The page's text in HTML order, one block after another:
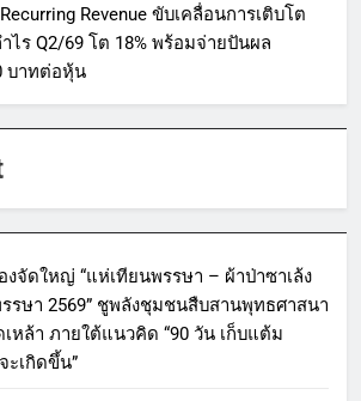
Revenue ขับเคลื่อนการเติบโต
ไร Q2/69 โต 18% พร้อมจ่ายปันผล
บาทต่อหุ้น
จัดใหญ่ “แห่เทียนพรรษา – ผ้าป่าซาเล้ง
รษา 2569” ชูพลังชุมชนสืบสานพุทธศาสนา
หล้า ภายใต้แนวคิด “90 วัน เก็บแต้ม
ะเกิดขึ้น”